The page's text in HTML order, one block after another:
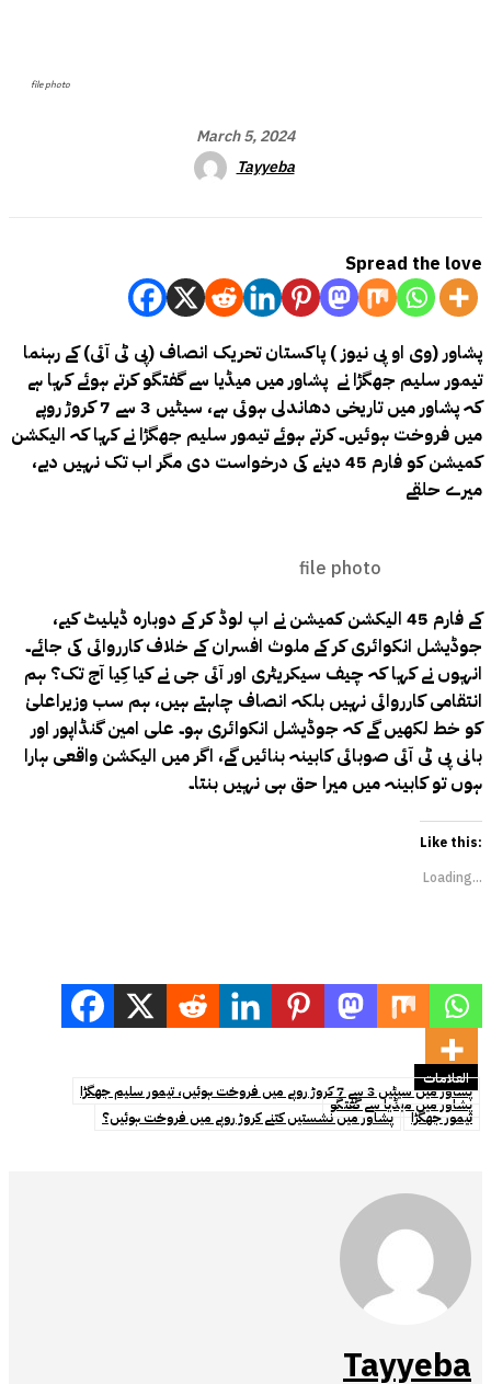
file photo
March 5, 2024
Tayyeba
Spread the love
پشاور (وی او پی نیوز ) پاکستان تحریک انصاف (پی ٹی آئی) کے رہنما
تیمور سلیم جھگڑا نے پشاور میں میڈیا سے گفتگو کرتے ہوئے کہا ہے
کہ پشاور میں تاریخی دھاندلی ہوئی ہے، سیٹیں 3 سے 7 کروڑ روپے
میں فروخت ہوئیں۔کرتے ہوئے تیمور سلیم جھگڑا نے کہا کہ الیکشن
کمیشن کو فارم 45 دینے کی درخواست دی مگر اب تک نہیں دیے،
میرے حلقے
file photo
کے فارم 45 الیکشن کمیشن نے اپ لوڈ کر کے دوبارہ ڈیلیٹ کیے،
جوڈیشل انکوائری کر کے ملوث افسران کے خلاف کارروائی کی جائے۔
انہوں نے کہا کہ چیف سیکریٹری اور آئی جی نے کیا کِیا آج تک؟ ہم
انتقامی کارروائی نہیں بلکہ انصاف چاہتے ہیں، ہم سب وزیراعلیٰ
کو خط لکھیں گے کہ جوڈیشل انکوائری ہو۔ علی امین گنڈاپور اور
بانی پی ٹی آئی صوبائی کابینہ بنائیں گے، اگر میں الیکشن واقعی ہارا
ہوں تو کابینہ میں میرا حق ہی نہیں بنتا۔
Like this:
Loading...
العلامات
پشاور میں سیٹیں 3 سے 7 کروڑ روپے میں فروخت ہوئیں، تیمور سلیم جھگڑا
پشاور میں میڈیا سے گفتگو
پشاور میں نشستیں کتنے کروڑ روپے میں فروخت ہوئیں؟ تیمور جھگڑا
Tayyeba